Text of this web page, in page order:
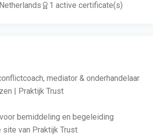
1 active certificate(s)
mediator & onderhandelaar
| Praktijk Trust
bemiddeling en begeleiding
site van Praktijk Trust